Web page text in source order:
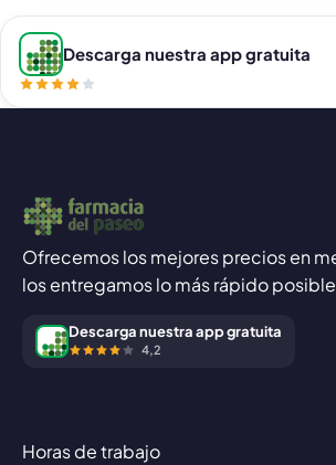
Descarga nuestra app gratuita
Ofrecemos los mejores precios en
los entregamos lo más rápido
Descarga nuestra app gratuita
4,2
Horas de trabajo